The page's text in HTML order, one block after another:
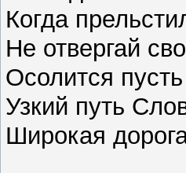
Когда
Не отвергай
Осолится
Узкий путь
Широкая